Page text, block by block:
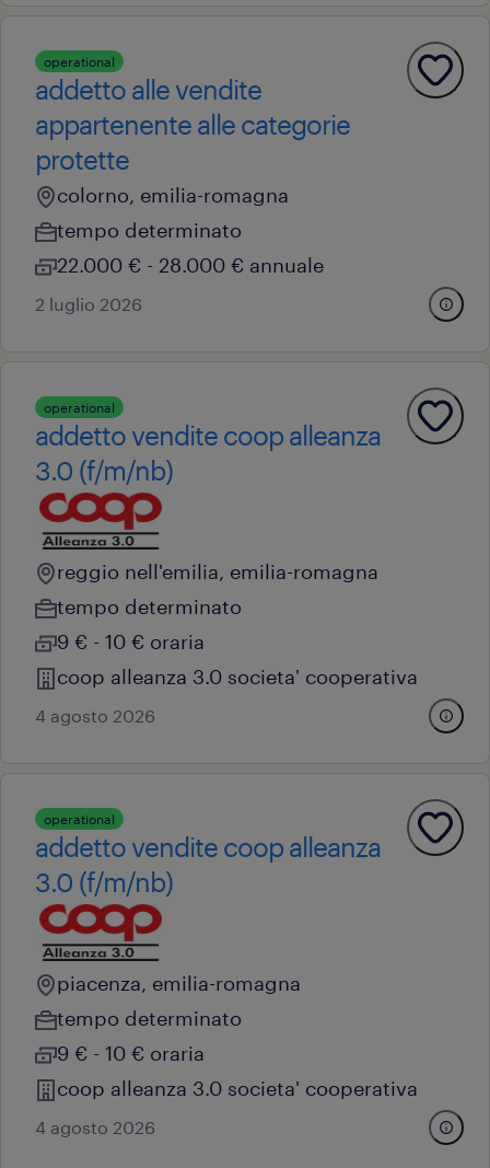
operational
addetto alle vendite
appartenente alle categorie
protette
colorno, emilia-romagna
tempo determinato
22.000 € - 28.000 € annuale
2 luglio 2026
operational
addetto vendite coop alleanza
3.0 (f/m/nb)
reggio nell'emilia, emilia-romagna
tempo determinato
9 € - 10 € oraria
coop alleanza 3.0 societa' cooperativa
4 agosto 2026
operational
addetto vendite coop alleanza
3.0 (f/m/nb)
piacenza, emilia-romagna
tempo determinato
9 € - 10 € oraria
coop alleanza 3.0 societa' cooperativa
4 agosto 2026